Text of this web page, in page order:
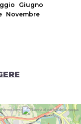
Giugno
Novembre